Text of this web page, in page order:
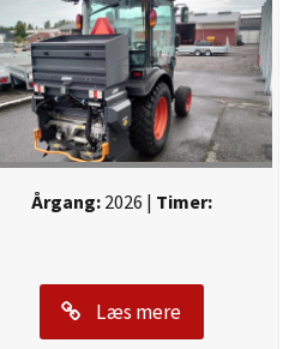
Årgang:2026 | Timer:
Læs mere